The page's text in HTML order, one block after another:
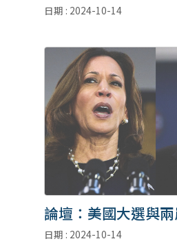
日期 : 2024-10-14
論壇：美國大選與
日期 : 2024-10-14